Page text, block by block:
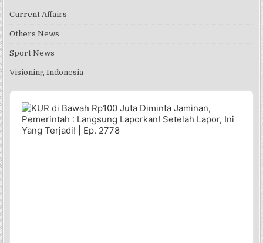
Current Affairs
Others News
Sport News
Visioning Indonesia
Audio
Player